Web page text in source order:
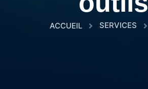
ACCUEIL SERVICES